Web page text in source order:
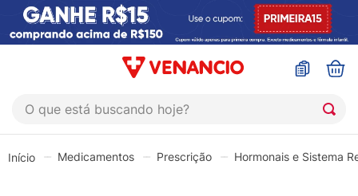
O que está buscando hoje?
Medicamentos Prescrição Hormonais e Sistema
1º
coristina